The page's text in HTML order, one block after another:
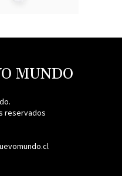
MUNDO
reservados